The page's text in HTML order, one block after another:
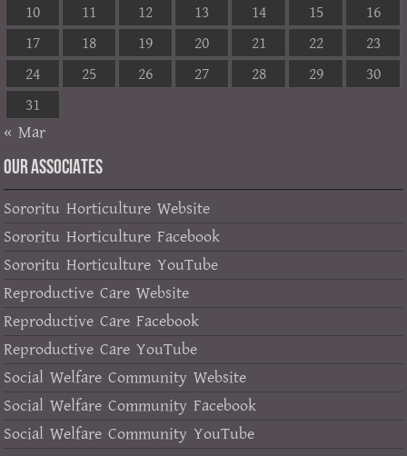
10
11 12 13 14 15
16
17
18 19 20 21 22
23
24
25 26 27 28 29
30
31
« Mar
OUR ASSOCIATES
Sororitu Horticulture Website
Sororitu Horticulture Facebook
Sororitu Horticulture YouTube
Reproductive Care Website
Reproductive Care Facebook
Reproductive Care YouTube
Social Welfare Community Website
Social Welfare Community Facebook
Social Welfare Community YouTube